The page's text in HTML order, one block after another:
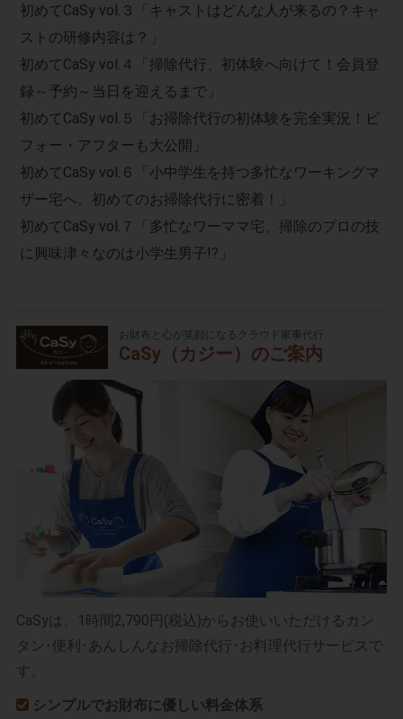
初めてCaSy vol.３「キャストはどんな人が来るの？キャ
ストの研修内容は？」
初めてCaSy vol.４「掃除代行、初体験へ向けて！会員登
録～予約～当日を迎えるまで」
初めてCaSy vol.５「お掃除代行の初体験を完全実況！ビ
フォー・アフターも大公開」
初めてCaSy vol.６「小中学生を持つ多忙なワーキングマ
ザー宅へ。初めてのお掃除代行に密着！」
初めてCaSy vol.７「多忙なワーママ宅、掃除のプロの技
に興味津々なのは小学生男子!?」
お財布と心が笑顔になるクラウド家事代行
CaSy（カジー）のご案内
CaSyは、1時間2,790円(税込)からお使いいただけるカン
タン･便利･あんしんなお掃除代行･お料理代行サービスで
す。
シンプルでお財布に優しい料金体系